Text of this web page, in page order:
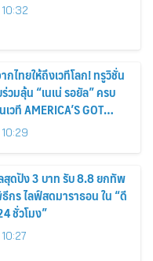
กไทยให้ถึงเวทีโลก! ทรูวิชั่น
วมลุ้น “เนเน่ รอยัล” ครบ
วที AMERICA’S GOT
21
สุดปัง 3 บาท รับ 8.8 ยกทัพ
กร ไลฟ์สดมาราธอน ใน “ดี
ชั่วโมง”